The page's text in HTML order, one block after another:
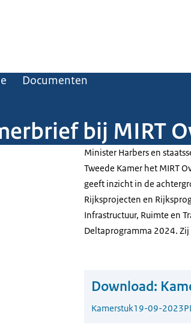
Documenten
bij MIRT
Minister Harbers en
Tweede Kamer het MIRT
geeft inzicht in de
Rijksprojecten en
Infrastructuur, Ruimte en
Deltaprogramma 2024.
Download:
Kamerstuk19-09-2023